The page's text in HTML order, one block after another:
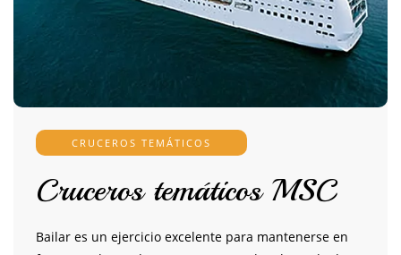
CRUCEROS TEMÁTICOS
Cruceros temáticos MSC
Bailar es un ejercicio excelente para mantenerse en